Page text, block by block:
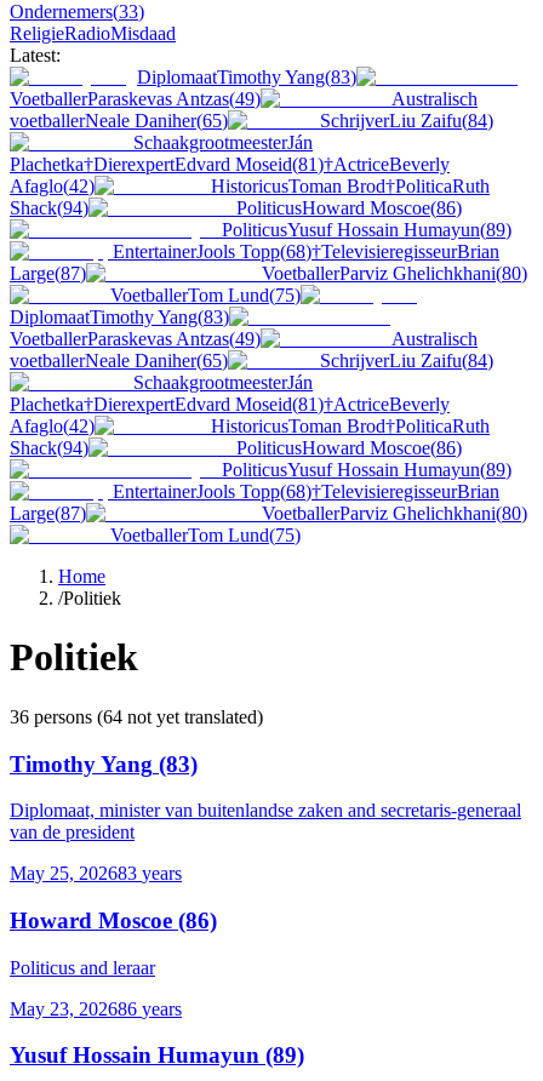
Ondernemers(33)
ReligieRadioMisdaad
Latest:
DiplomaatTimothy Yang(83)
VoetballerParaskevas Antzas(49)
Australisch
voetballerNeale Daniher(65) SchrijverLiu Zaifu(84)
SchaakgrootmeesterJán
Plachetka†DierexpertEdvard Moseid(81)†ActriceBeverly
Afaglo(42) HistoricusToman Brod†PoliticaRuth
Shack(94) PoliticusHoward Moscoe(86)
PoliticusYusuf Hossain Humayun(89)
EntertainerJools Topp(68)†TelevisieregisseurBrian
Large(87) VoetballerParviz Ghelichkhani(80)
VoetballerTom Lund(75)
DiplomaatTimothy Yang(83)
VoetballerParaskevas Antzas(49)
Australisch
voetballerNeale Daniher(65) SchrijverLiu Zaifu(84)
SchaakgrootmeesterJán
Plachetka†DierexpertEdvard Moseid(81)†ActriceBeverly
Afaglo(42) HistoricusToman Brod†PoliticaRuth
Shack(94) PoliticusHoward Moscoe(86)
PoliticusYusuf Hossain Humayun(89)
EntertainerJools Topp(68)†TelevisieregisseurBrian
Large(87) VoetballerParviz Ghelichkhani(80)
VoetballerTom Lund(75)
Home
/Politiek
Politiek
36 persons (64 not yet translated)
Timothy Yang (83)
Diplomaat, minister van buitenlandse zaken and secretaris-generaal
van de president
May 25, 202683 years
Howard Moscoe (86)
Politicus and leraar
May 23, 202686 years
Yusuf Hossain Humayun (89)